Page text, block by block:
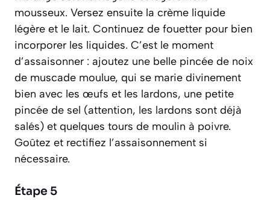
mousseux. Versez ensuite la crème liquide
légère et le lait. Continuez de fouetter pour bien
incorporer les liquides. C’est le moment
d’assaisonner : ajoutez une belle pincée de noix
de muscade moulue, qui se marie divinement
bien avec les œufs et les lardons, une petite
pincée de sel (attention, les lardons sont déjà
salés) et quelques tours de moulin à poivre.
Goûtez et rectifiez l’assaisonnement si
nécessaire.
Étape 5